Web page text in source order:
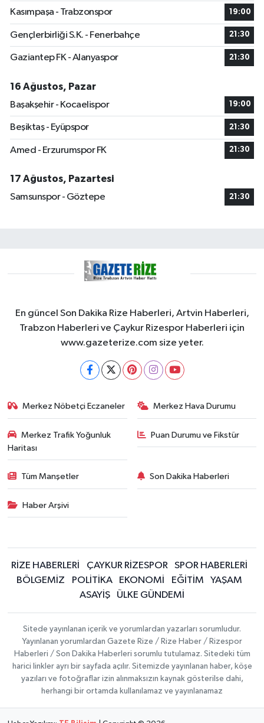
Kasımpaşa - Trabzonspor 19:00
Gençlerbirliği S.K. - Fenerbahçe 21:30
Gaziantep FK - Alanyaspor 21:30
16 Ağustos, Pazar
Başakşehir - Kocaelispor
19:00
Beşiktaş - Eyüpspor 21:30
Amed - Erzurumspor FK 21:30
17 Ağustos, Pazartesi
Samsunspor - Göztepe
21:30
En güncel Son Dakika Rize Haberleri, Artvin Haberleri,
Trabzon Haberleri ve Çaykur Rizespor Haberleri için
www.gazeterize.com size yeter.
Merkez Nöbetçi Eczaneler Merkez Hava Durumu
Merkez Trafik Yoğunluk
Haritası
Puan Durumu ve Fikstür
Tüm Manşetler Son Dakika Haberleri
Haber Arşivi
RİZE HABERLERİ ÇAYKUR RİZESPOR
SPOR HABERLERİ
BÖLGEMİZ
POLİTİKA EKONOMİ EĞİTİM
YAŞAM
ASAYİŞ
ÜLKE GÜNDEMİ
Sitede yayınlanan içerik ve yorumlardan yazarları sorumludur.
Yayınlanan yorumlardan Gazete Rize / Rize Haber / Rizespor
Haberleri / Son Dakika Haberleri sorumlu tutulamaz. Sitedeki tüm
harici linkler ayrı bir sayfada açılır. Sitemizde yayınlanan haber, köşe
yazıları ve fotoğraflar izin alınmaksızın kaynak gösterilse dahi,
herhangi bir ortamda kullanılamaz ve yayınlanamaz